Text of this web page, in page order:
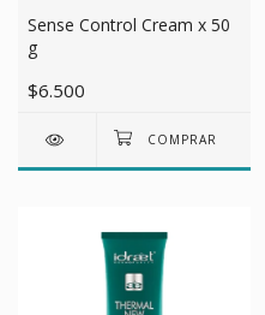
Sense Control Cream x 50
g
$6.500